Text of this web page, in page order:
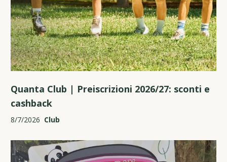
Quanta Club | Preiscrizioni 2026/27: sconti e
cashback
8/7/2026 Club